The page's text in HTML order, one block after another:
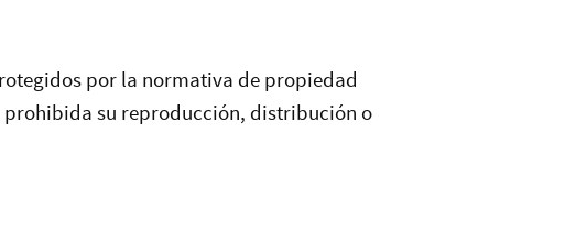
por la normativa de propiedad
prohibida su reproducción, distribución o